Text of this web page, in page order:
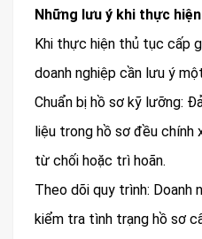
Những lưu ý khi thực
Khi thực hiện thủ tục cấp
doanh nghiệp cần lưu ý
Chuẩn bị hồ sơ kỹ lưỡng:
liệu trong hồ sơ đều
từ chối hoặc trì hoãn.
Theo dõi quy trình: Doanh
kiểm tra tình trạng hồ sơ